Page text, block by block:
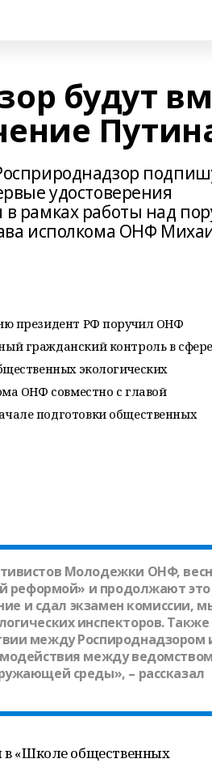
будут
удостоверения
рамках работы над
исполкома ОНФ
президент РФ поручил ОНФ
гражданский контроль в сфере
экологических
ОНФ совместно с главой
подготовки общественных
Молодежки ОНФ,
реформой» и продолжают это
и сдал экзамен комиссии,
инспекторов.
между Роспироднадзором
между
среды», – рассказал
в «Школе общественных